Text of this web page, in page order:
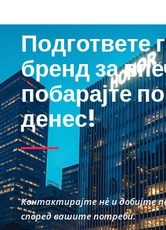
Подгответе
бренд за
побарајте
денес!
Контактирајте нѐ и добијте
според вашите потреби.